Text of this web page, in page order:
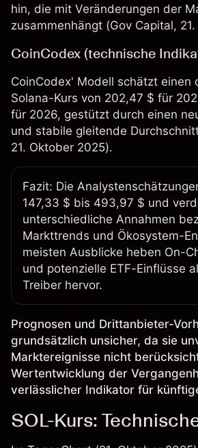
hin, die mit Veränderungen der
zusammenhängt (Gov Capital,
CoinCodex (technische
CoinCodex' Modell schätzt einen
Solana-Kurs von 202,47 $ für
für 2026, gestützt durch einen
und stabile gleitende
21. Oktober 2025).
Fazit: Die
147,33 $ bis 493,97 $ und
unterschiedliche Annahmen
Markttrends und Ökosystem-
meisten Ausblicke heben On-
und potenzielle ETF-Einflüsse
Treiber hervor.
Prognosen und Drittanbieter-
grundsätzlich unsicher, da sie
Marktereignisse nicht
Wertentwicklung der
verlässlicher Indikator für
SOL-Kurs: